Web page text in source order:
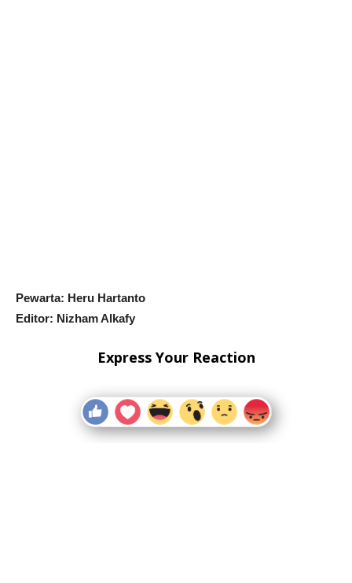
Pewarta: Heru Hartanto
Editor: Nizham Alkafy
Express Your Reaction